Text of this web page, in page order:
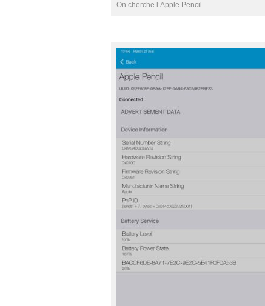
On cherche l’Apple Pencil